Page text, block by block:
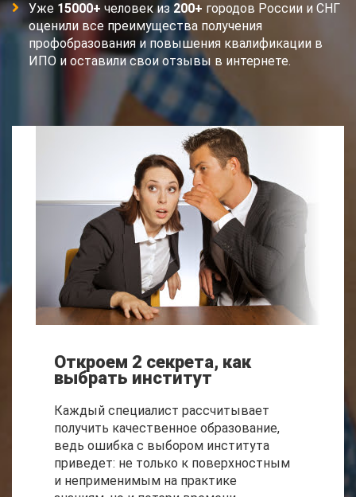
Уже 15000+ человек из 200+ городов России и СНГ
оценили все преимущества получения
профобразования и повышения квалификации в
ИПО и оставили свои отзывы в интернете.
Откроем 2 секрета, как
выбрать институт
Каждый специалист рассчитывает
получить качественное образование,
ведь ошибка с выбором института
приведет: не только к поверхностным
и неприменимым на практике